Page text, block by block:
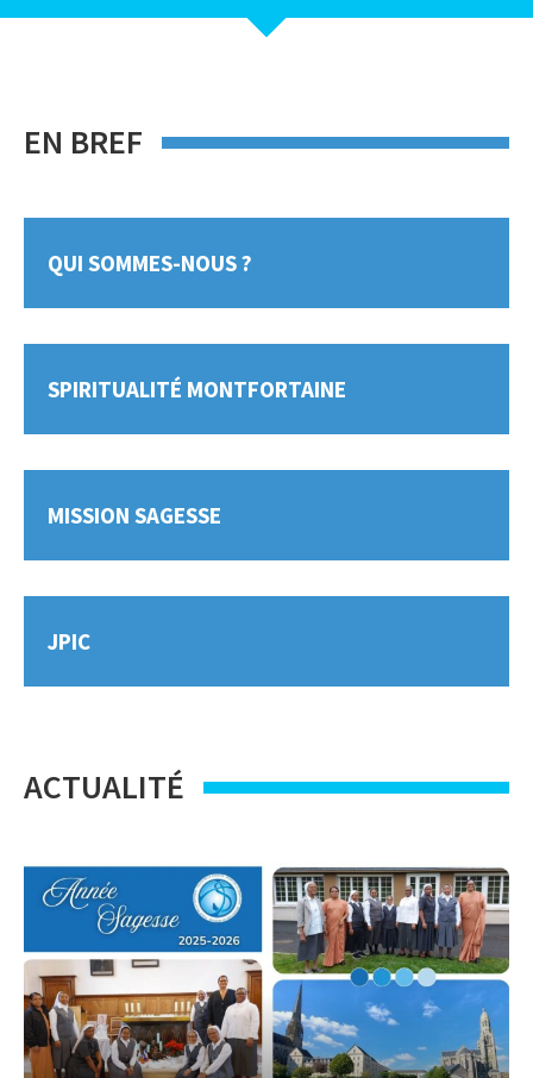
EN BREF
QUI SOMMES-NOUS ?
SPIRITUALITÉ MONTFORTAINE
MISSION SAGESSE
JPIC
ACTUALITÉ